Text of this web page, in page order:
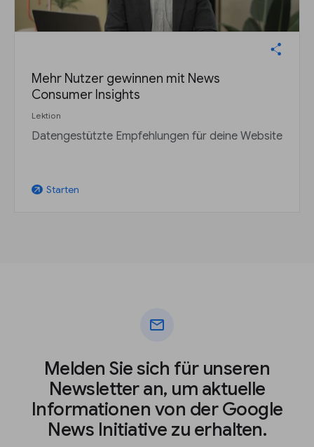
Mehr Nutzer gewinnen mit News
Consumer Insights
Lektion
Datengestützte Empfehlungen für deine Website
arrow_outward Starten
mail
Melden Sie sich für unseren
Newsletter an, um aktuelle
Informationen von der Google
News Initiative zu erhalten.